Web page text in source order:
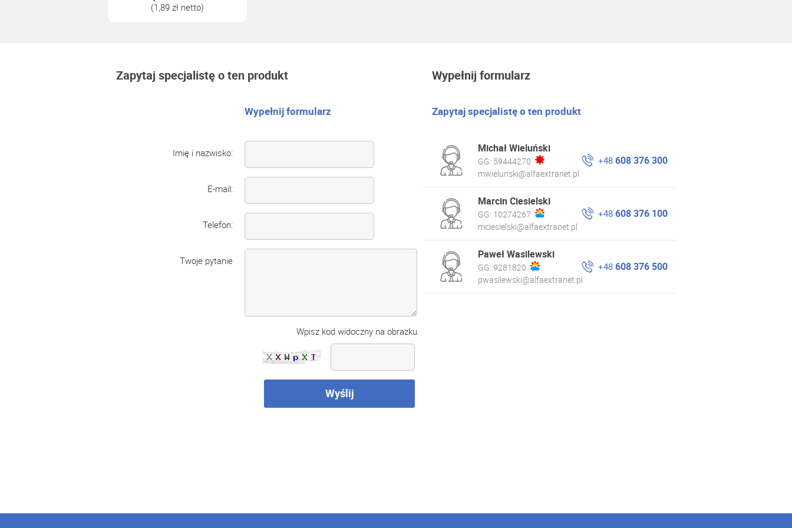
(1,89 zł netto)
Zapytaj specjalistę o ten produkt
Wypełnij formularz
Imię i nazwisko:
E-mail:
Telefon:
Twoje pytanie
Wpisz kod widoczny na obrazku
Wyślij
Wypełnij formularz
Zapytaj specjalistę o ten produkt
Michał Wieluński
GG: 59444270
mwielunski@alfaextranet.pl
+48608 376 300
Marcin Ciesielski
GG: 10274267
mciesielski@alfaextranet.pl
+48608 376 100
Paweł Wasilewski
GG:9281820
pwasilewski@alfaextranet.pl
+48608 376 500